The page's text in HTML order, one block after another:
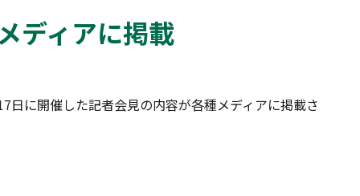
ディアに掲載
に開催した記者会見の内容が各種メディアに掲載さ